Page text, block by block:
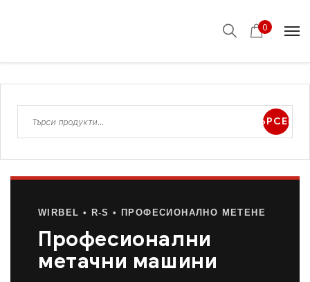
0
WIRBEL • R-S • ПРОФЕСИОНАЛНО МЕТЕНЕ
Професионални
метачни машини
ТЪРСЕНЕ